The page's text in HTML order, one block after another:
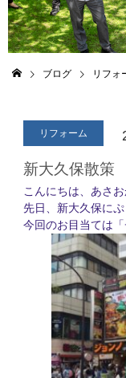
ブログ リフォ
リフォーム
新大久保散策
こんにちは、あさお
先日、新大久保に
今回のお目当ては「